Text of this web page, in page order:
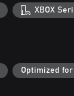
XBOX
Optimized